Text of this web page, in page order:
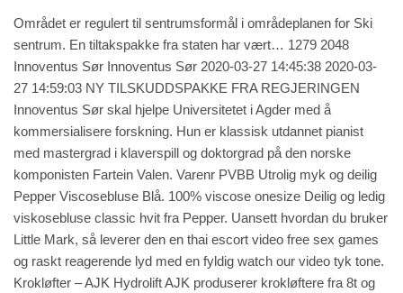
Området er regulert til sentrumsformål i områdeplanen for Ski
sentrum. En tiltakspakke fra staten har vært… 1279 2048
Innoventus Sør Innoventus Sør 2020-03-27 14:45:38 2020-03-
27 14:59:03 NY TILSKUDDSPAKKE FRA REGJERINGEN
Innoventus Sør skal hjelpe Universitetet i Agder med å
kommersialisere forskning. Hun er klassisk utdannet pianist
med mastergrad i klaverspill og doktorgrad på den norske
komponisten Fartein Valen. Varenr PVBB Utrolig myk og deilig
Pepper Viscosebluse Blå. 100% viscose onesize Deilig og ledig
viskosebluse classic hvit fra Pepper. Uansett hvordan du bruker
Little Mark, så leverer den en thai escort video free sex games
og raskt reagerende lyd med en fyldig watch our video tyk tone.
Krokløfter – AJK Hydrolift AJK produserer krokløftere fra 8t og